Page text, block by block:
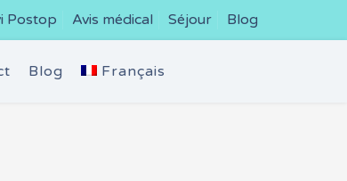
Postop Avis médical Séjour Blog
Blog Français